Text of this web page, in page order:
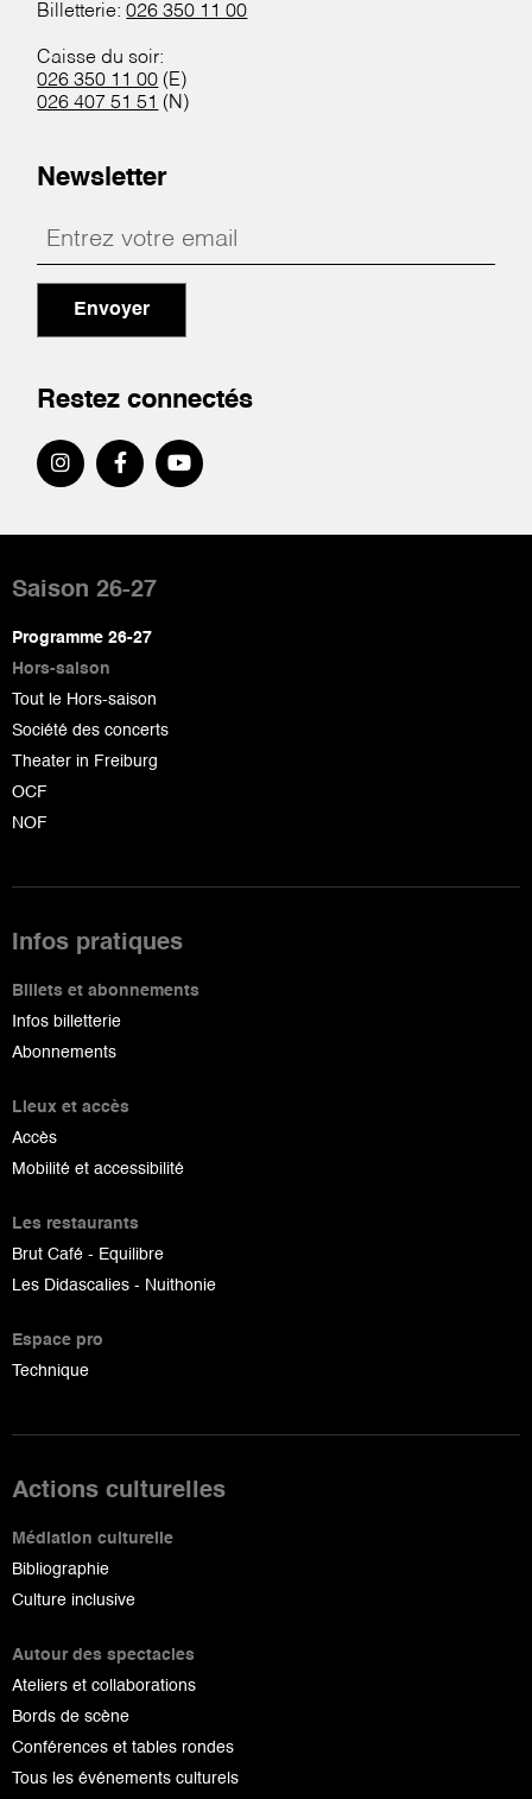
Billetterie:026 350 11 00
Caisse du soir:
026 350 11 00 (E)
026 407 51 51 (N)
Newsletter
Envoyer
Restez connectés
de
page
Saison 26-27
Programme 26-27
Hors-saison
Tout le Hors-saison
Société des concerts
Theater in Freiburg
OCF
NOF
Infos pratiques
Billets et abonnements
Infos billetterie
Abonnements
Lieux et accès
Accès
Mobilité et accessibilité
Les restaurants
Brut Café - Equilibre
Les Didascalies - Nuithonie
Espace pro
Technique
Actions culturelles
Médiation culturelle
Bibliographie
Culture inclusive
Autour des spectacles
Ateliers et collaborations
Bords de scène
Conférences et tables rondes
Tous les événements culturels